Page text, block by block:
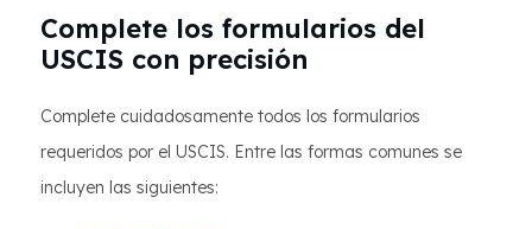
Complete los formularios del
USCIS con precisión
Complete cuidadosamente todos los formularios
requeridos por el USCIS. Entre las formas comunes se
incluyen las siguientes: